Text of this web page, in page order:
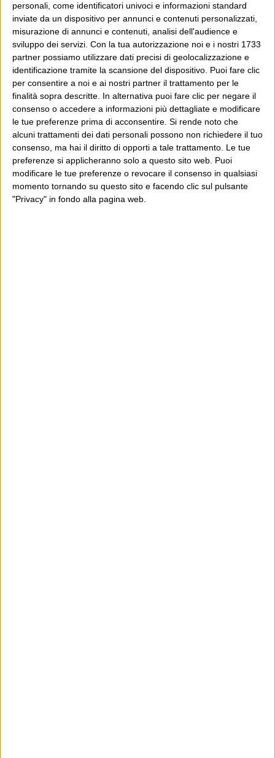
personali, come identificatori univoci e informazioni standard
inviate da un dispositivo per annunci e contenuti personalizzati,
misurazione di annunci e contenuti, analisi dell'audience e
sviluppo dei servizi. Con la tua autorizzazione noi e i nostri 1733
partner possiamo utilizzare dati precisi di geolocalizzazione e
identificazione tramite la scansione del dispositivo. Puoi fare clic
per consentire a noi e ai nostri partner il trattamento per le
finalità sopra descritte. In alternativa puoi fare clic per negare il
consenso o accedere a informazioni più dettagliate e modificare
le tue preferenze prima di acconsentire. Si rende noto che
alcuni trattamenti dei dati personali possono non richiedere il tuo
consenso, ma hai il diritto di opporti a tale trattamento. Le tue
preferenze si applicheranno solo a questo sito web. Puoi
modificare le tue preferenze o revocare il consenso in qualsiasi
momento tornando su questo sito e facendo clic sul pulsante
"Privacy" in fondo alla pagina web.
Emiliano 14 Maggio 2013 at 11:56
mentre leggevo mi aspettavo di
leggere “google glass”, invece
niente ;-)
è troppo presto?
suro 14 Maggio 2013 at 13:27
pensa a chi camminando legge,